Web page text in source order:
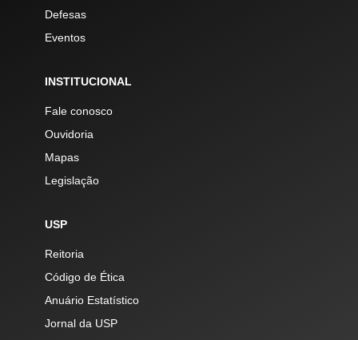
Defesas
Eventos
INSTITUCIONAL
Fale conosco
Ouvidoria
Mapas
Legislação
USP
Reitoria
Código de Ética
Anuário Estatístico
Jornal da USP